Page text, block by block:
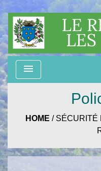
menu
HOME / SÉCURITÉ